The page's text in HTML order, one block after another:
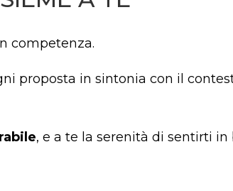
competenza.
proposta in sintonia con il
, e a te la serenità di sentirti in